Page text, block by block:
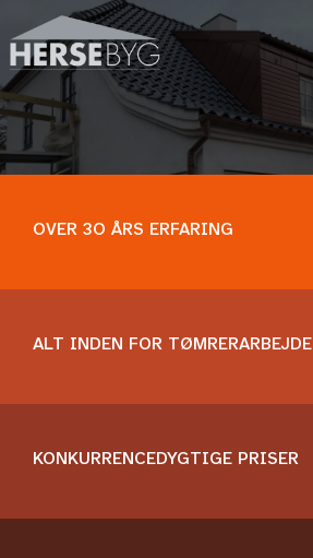
til
hovedindhold
OVER 3O ÅRS ERFARING​​
ALT INDEN FOR TØMRERARBEJDE
KONKURRENCEDYGTIGE PRISER​